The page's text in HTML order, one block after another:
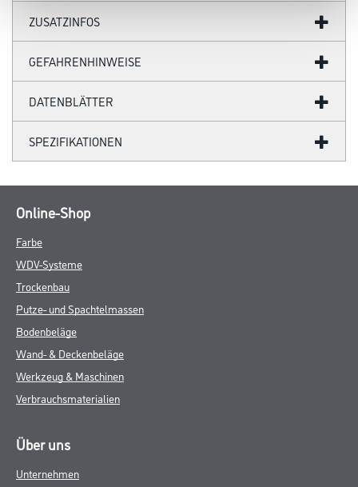
ZUSATZINFOS
GEFAHRENHINWEISE
DATENBLÄTTER
SPEZIFIKATIONEN
Online-Shop
Farbe
WDV-Systeme
Trockenbau
Putze- und Spachtelmassen
Bodenbeläge
Wand- & Deckenbeläge
Werkzeug & Maschinen
Verbrauchsmaterialien
Über uns
Unternehmen